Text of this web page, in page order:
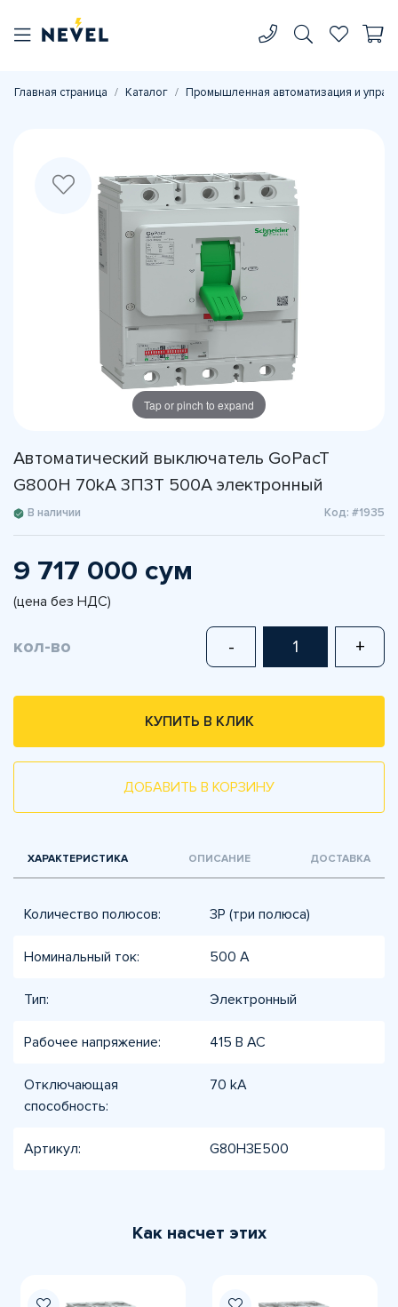
Главная страница Каталог Промышленная автоматизация и
Tap or pinch to expand
Автоматический выключатель GoPacT
G800H 70kA 3П3Т 500A электронный
В наличии Код: #1935
9 717 000 сум
(цена без НДС)
кол-во - +
КУПИТЬ В КЛИК
ДОБАВИТЬ В КОРЗИНУ
ХАРАКТЕРИСТИКА ОПИСАНИЕ ДОСТАВКА
Количество полюсов: 3P (три полюса)
Номинальный ток: 500 А
Тип: Электронный
Рабочее напряжение: 415 В AC
Отключающая
способность:
70 kA
Артикул: G80H3E500
Как насчет этих